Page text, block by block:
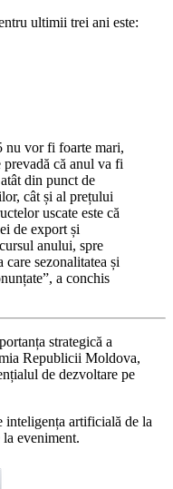
ultimii trei ani este:
nu vor fi foarte mari,
că anul va fi
din punct de
cât și al prețului
uscate este că
de export și
anului, spre
care sezonalitatea și
a conchis
strategică a
Republicii Moldova,
de dezvoltare pe
inteligența artificială de la
eveniment.